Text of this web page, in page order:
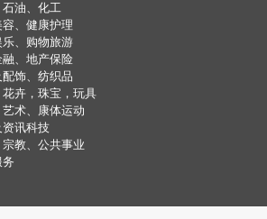
石油、化工
容、健康护理
乐、购物旅游
融、地产保险
配饰、纺织品
花卉，珠宝，玩具
术、康体运动
资讯科技
教、公共事业